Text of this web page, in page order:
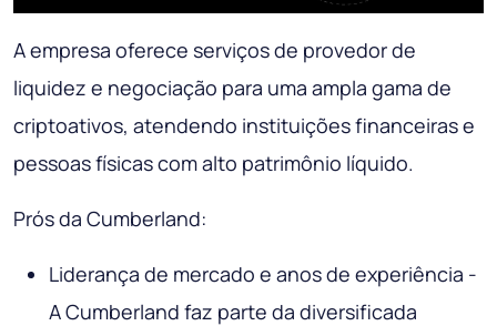
A empresa oferece serviços de provedor de
liquidez e negociação para uma ampla gama de
criptoativos, atendendo instituições financeiras e
pessoas físicas com alto patrimônio líquido.
Prós da Cumberland:
Liderança de mercado e anos de experiência -
A Cumberland faz parte da diversificada